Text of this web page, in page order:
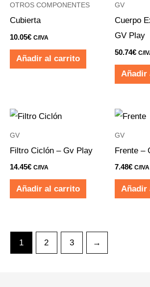
OTROS COMPONENTES
Cubierta
10.05€ C/IVA
Añadir al carrito
GV
Cuerpo
GV Play
50.74€ C/
Añadir
GV
Filtro Ciclón – Gv Play
14.45€ C/IVA
Añadir al carrito
GV
Frente –
7.48€ C/IVA
Añadir
1 2 3 →